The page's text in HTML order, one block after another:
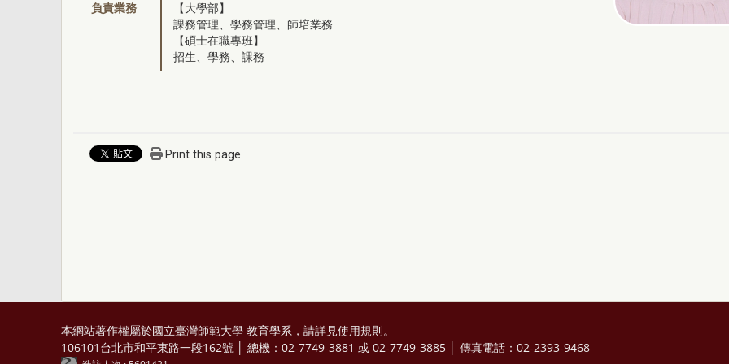
負責業務
【大學部】
課務管理、學務管理、師培業務
【碩士在職專班】
招生、學務、課務
Print this page
本網站著作權屬於國立臺灣師範大學 教育學系，請詳見使用規則。
106101台北市和平東路一段162號 │ 總機：02-7749-3881 或 02-7749-3885 │ 傳真電話：02-2393-9468